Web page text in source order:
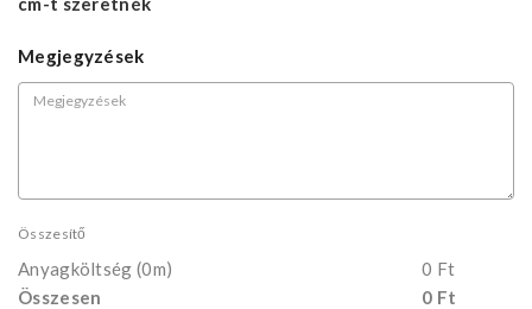
Megjegyzések
Összesítő
Anyagköltség (0m)
0 Ft
Összesen
0 Ft